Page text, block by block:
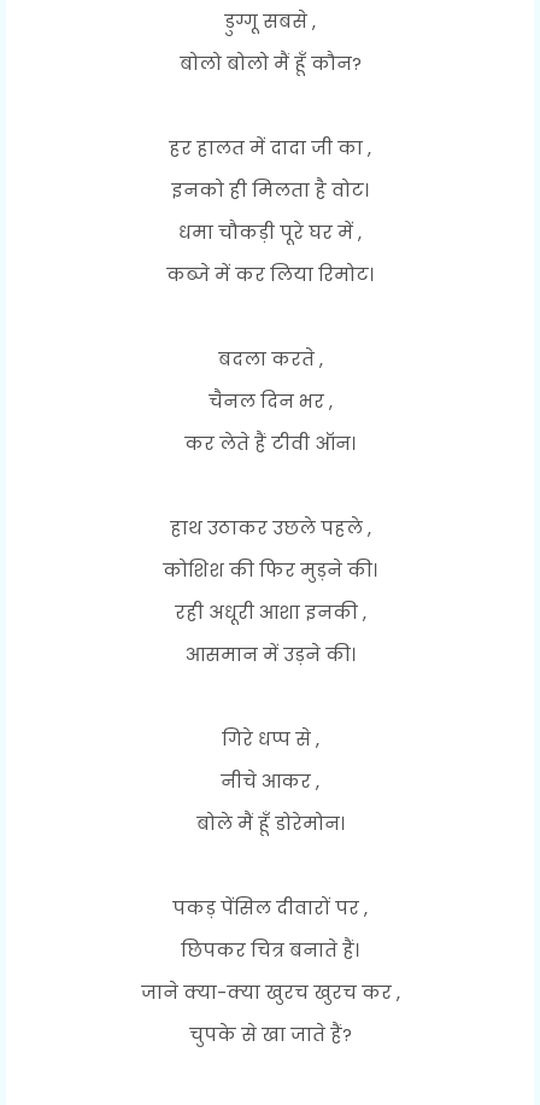
डुग्गू सबसे ,
बोलो बोलो मैं हूँ कौन?
हर हालत में दादा जी का ,
इनको ही मिलता है वोट।
धमा चौकड़ी पूरे घर में ,
कब्जे में कर लिया रिमोट।
बदला करते ,
चैनल दिन भर ,
कर लेते हैं टीवी ऑन।
हाथ उठाकर उछले पहले ,
कोशिश की फिर मुड़ने की।
रही अधूरी आशा इनकी ,
आसमान में उड़ने की।
गिरे धप्प से ,
नीचे आकर ,
बोले मैं हूँ डोरेमोन।
पकड़ पेंसिल दीवारों पर ,
छिपकर चित्र बनाते हैं।
जाने क्या-क्या खुरच खुरच कर ,
चुपके से खा जाते हैं?